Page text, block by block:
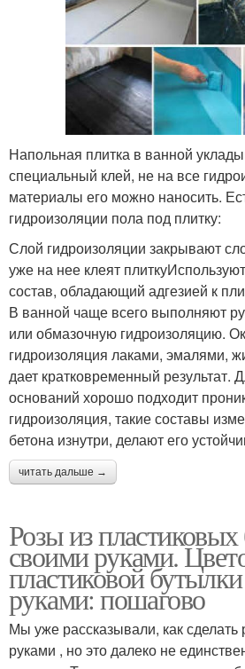
Напольная плитка в ванной
специальный клей, не на все
материалы его можно наносить.
гидроизоляции пола под плитку:
Слой гидроизоляции закрывают
уже на нее клеят
состав, обладающий адгезией к
В ванной чаще всего выполняют
или обмазочную гидроизоляцию.
гидроизоляция лаками, эмалями,
дает кратковременный результат.
оснований хорошо подходит
гидроизоляция, такие составы
бетона изнутри, делают его
читать дальше →
Розы из
своими руками.
пластиковой
руками: пошагово
Мы уже рассказывали, как
руками , но это далеко не